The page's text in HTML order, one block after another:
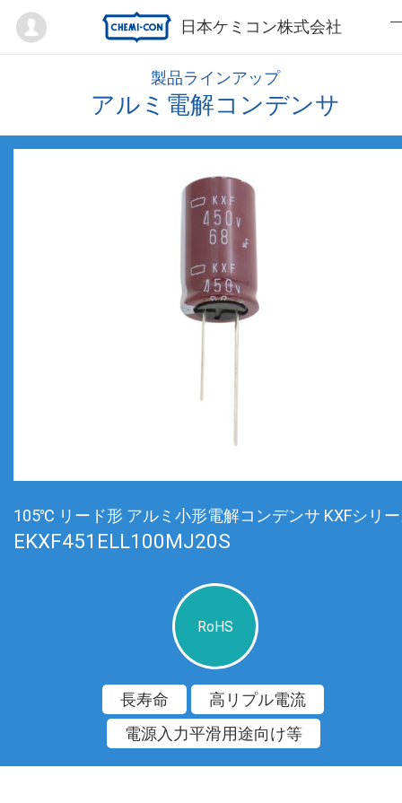
日本ケミコン株式会社
Mypage
製品ラインアップ
アルミ電解コンデンサ
105℃ リード形 アルミ小形電解コンデンサ KXFシリ
EKXF451ELL100MJ20S
RoHS
長寿命
高リプル電流
電源入力平滑用途向け等